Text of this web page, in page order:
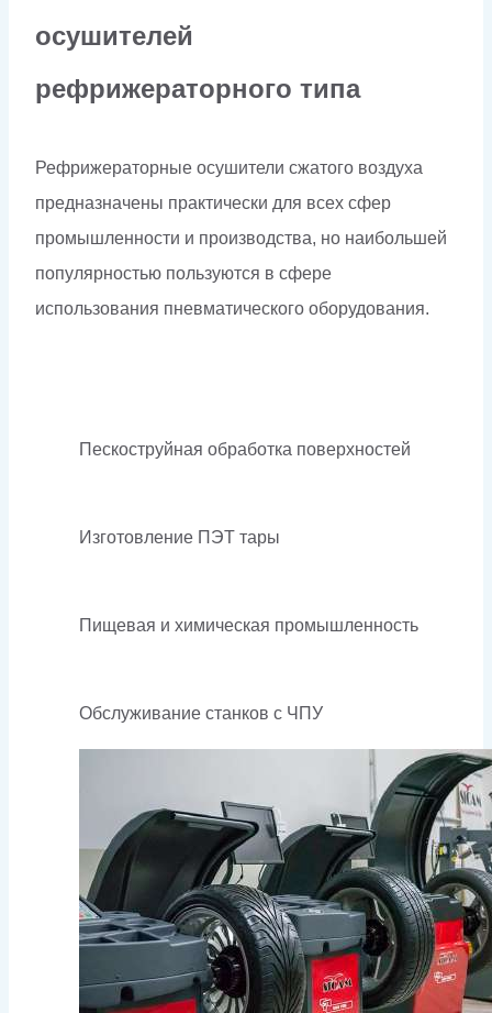
осушителей
рефрижераторного типа
Рефрижераторные осушители сжатого воздуха
предназначены практически для всех сфер
промышленности и производства, но наибольшей
популярностью пользуются в сфере
использования пневматического оборудования.
Пескоструйная обработка поверхностей
Изготовление ПЭТ тары
Пищевая и химическая промышленность
Обслуживание станков с ЧПУ